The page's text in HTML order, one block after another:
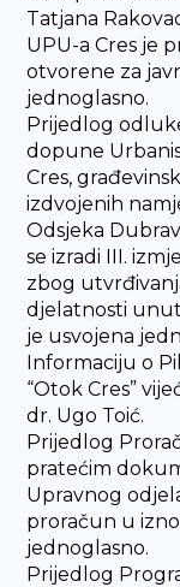
Tatjana
UPU-a Cres je
otvorene za
jednoglasno.
Prijedlog
dopune
Cres,
izdvojenih
Odsjeka
se izradi III.
zbog
djelatnosti
je usvojena
Informaciju o
“Otok Cres”
dr. Ugo Toić.
Prijedlog
pratećim
Upravnog
proračun u
jednoglasno.
Prijedlog